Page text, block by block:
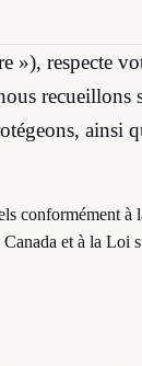
»), respecte
recueillons
ainsi
conformément à
et à la Loi